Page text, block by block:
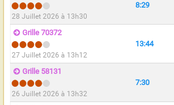
28 Juillet 2026 à 13h30
8:29
Grille 70372
27 Juillet 2026 à 13h12
13:44
Grille 58131
26 Juillet 2026 à 13h32
7:30